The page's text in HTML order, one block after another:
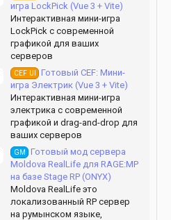
игра LockPick (Vue 3 + Vite)
Интерактивная мини-игра
LockPick с современной
графикой для ваших
серверов
CEF UI
Готовый CEF: Мини-
игра Электрик (Vue 3 + Vite)
Интерактивная мини-игра
электрика с современной
графикой и drag-and-drop для
ваших серверов
GM
Готовый мод сервера
Moldova RealLife для RAGE:MP
на базе Stage RP (ONYX)
Moldova RealLife это
локализованный RP сервер
на румынском языке,